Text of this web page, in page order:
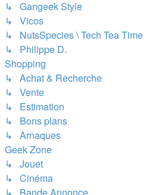
↳ Gangeek Style
↳ Vicos
↳ NutsSpecies \ Tech Tea Time
↳ Philippe D.
Shopping
↳ Achat & Recherche
↳ Vente
↳ Estimation
↳ Bons plans
↳ Arnaques
Geek Zone
↳ Jouet
↳ Cinéma